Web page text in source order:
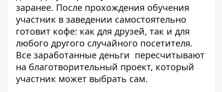
заранее. После прохождения обучения
участник в заведении самостоятельно
готовит кофе: как для друзей, так и для
любого другого случайного посетителя.
Все заработанные деньги пересчитывают
на благотворительный проект, который
участник может выбрать сам.